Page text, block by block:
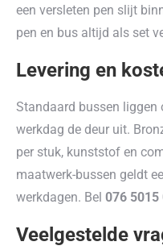
een versleten pen slijt
pen en bus altijd als set
Levering en
Standaard bussen liggen
werkdag de deur uit.
per stuk, kunststof en
maatwerk-bussen geldt
werkdagen. Bel 076 5015
Veelgestelde